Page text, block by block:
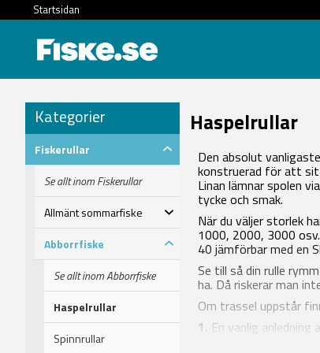
Startsidan
Kategorier
Fiskerullar
Se allt inom Fiskerullar
Allmänt sommarfiske
Abborrfiske
Se allt inom Abborrfiske
Haspelrullar
Spinnrullar
Haspelrullar
Den absolut
konstruerad för att
Linan lämnar spolen
tycke och smak.
När du väljer storlek
1000, 2000, 3000
40 jämförbar med en
Se till så din rulle
ha. Då riskerar man
Om trassel uppstår
1. En vanlig
som lindas upp